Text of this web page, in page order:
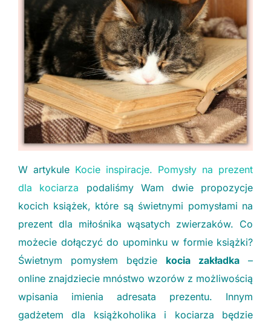
W artykule Kocie inspiracje. Pomysły na prezent
dla kociarza podaliśmy Wam dwie propozycje
kocich książek, które są świetnymi pomysłami na
prezent dla miłośnika wąsatych zwierzaków. Co
możecie dołączyć do upominku w formie książki?
Świetnym pomysłem będzie kocia zakładka –
online znajdziecie mnóstwo wzorów z możliwością
wpisania imienia adresata prezentu. Innym
gadżetem dla książkoholika i kociarza będzie